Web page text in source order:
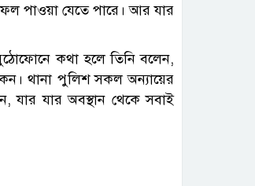
ফল পাওয়া যেতে পারে। আর যার
কথা হলে তিনি বলেন,
থানা পুলিশ সকল অন্যায়ের
যার যার অবস্থান থেকে সবাই